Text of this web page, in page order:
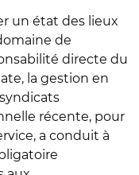
un état des lieux
de
directe du
la gestion en
récente, pour
a conduit à